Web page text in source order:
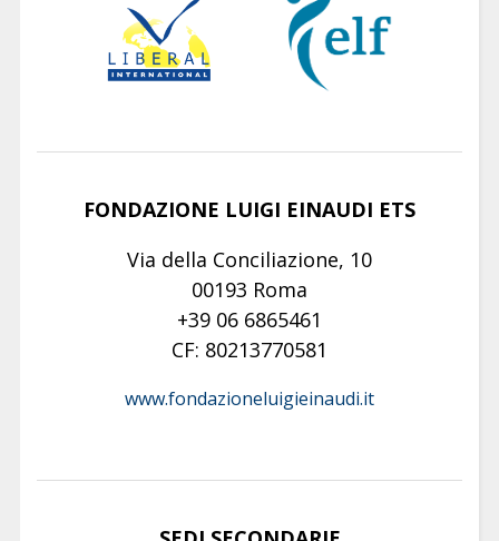
FONDAZIONE LUIGI EINAUDI ETS
Via della Conciliazione, 10
00193 Roma
+39 06 6865461
CF: 80213770581
www.fondazioneluigieinaudi.it